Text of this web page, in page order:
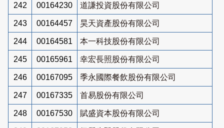
242 00164230 道謙投資股份有限公司
243 00164457 昊天資產股份有限公司
244 00164581 本一科技股份有限公司
245 00165961 幸宏長照股份有限公司
246 00167095 季永國際餐飲股份有限公司
247 00167335 首易股份有限公司
248 00167530 賦盛資本股份有限公司